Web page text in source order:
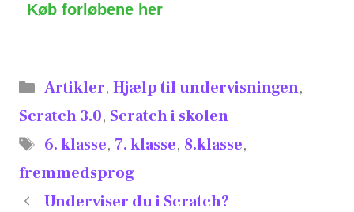
Køb forløbene her
Artikler, Hjælp til undervisningen,
Scratch 3.0, Scratch i skolen
6. klasse, 7. klasse, 8.klasse,
fremmedsprog
Underviser du i Scratch?